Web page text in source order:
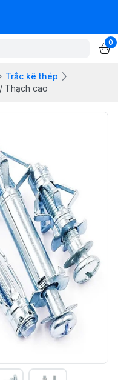
0
Trắc kê thép
Thạch cao